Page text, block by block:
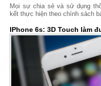
Mọi sự chia sẻ và sử dụng
kết thực hiện theo chính sách
IPhone 6s: 3D Touch làm